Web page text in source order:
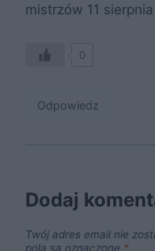
mistrzów 11
0
Odpowiedz
Dodaj
Twój adres email nie
pola są oznaczone *